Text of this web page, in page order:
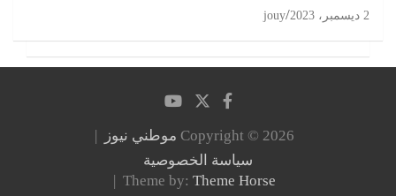
2 ديسمبر، 2023 jouy
Copyright © 2026 موطني نيوز
سياسة الخصوصية
Theme by: Theme Horse